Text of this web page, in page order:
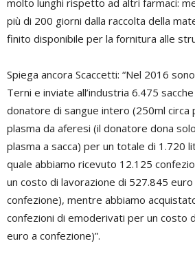
molto lunghi rispetto ad altri farmaci:
più di 200 giorni dalla raccolta della
finito disponibile per la fornitura alle
Spiega ancora Scaccetti: “Nel 2016
Terni e inviate all’industria 6.475
donatore di sangue intero (250ml circa
plasma da aferesi (il donatore dona
plasma a sacca) per un totale di 1.720
quale abbiamo ricevuto 12.125
un costo di lavorazione di 527.845
confezione), mentre abbiamo
confezioni di emoderivati per un costo
euro a confezione)”.